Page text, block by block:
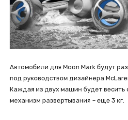
Автомобили для Moon Mark будут
под руководством дизайнера
Каждая из двух машин будет весить
механизм развертывания – еще 3 кг.